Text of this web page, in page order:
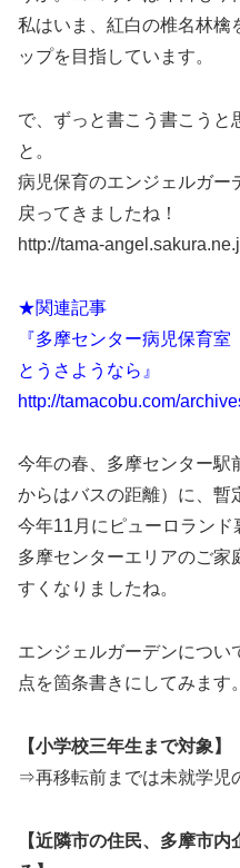
私はいま、紅白の椎名林檎
ップを目指しています。
で、ずっと書こう書こうと
と。
病児保育のエンジェルガー
戻ってきましたね！
http://tama-
★関連記事
『多摩センター病児保育
とうさようなら』
http://tamacobu.com/
今年の春、多摩センター駅
からはバスの距離）に、暫
今年11月にピューロランド
多摩センターエリアのご家
すくなりましたね。
エンジェルガーデンについ
点を箇条書きにしてみます。
【小学校三年生まで対象】
⇒再移転前までは未就学児
【近隣市の住民、多摩市